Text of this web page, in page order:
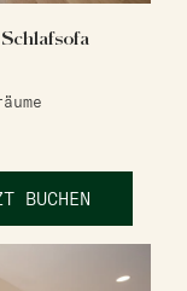
BUCHEN